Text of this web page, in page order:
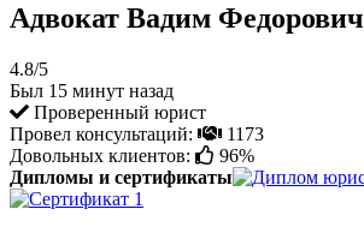
Адвокат Вадим Федорович
4.8/5
Был 15 минут назад
Проверенный юрист
Провел консультаций:
1173
Довольных клиентов:
96%
Дипломы и сертификаты